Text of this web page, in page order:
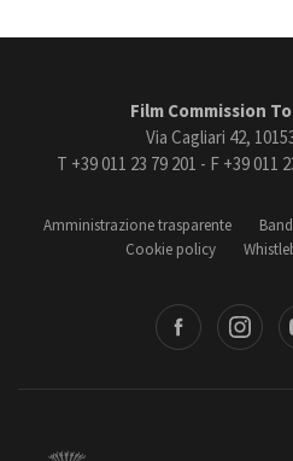
Film Commission
Via Cagliari 42,
T +39 011 23 79 201 - F +39 011
Amministrazione trasparente
Cookie policy
Vimeo